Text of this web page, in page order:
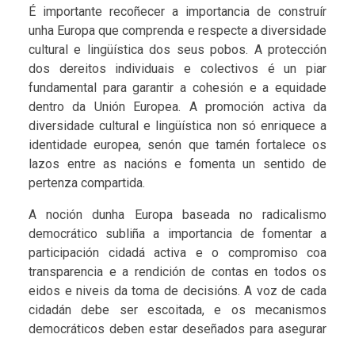
É importante recoñecer a importancia de construír
unha Europa que comprenda e respecte a diversidade
cultural e lingüística dos seus pobos. A protección
dos dereitos individuais e colectivos é un piar
fundamental para garantir a cohesión e a equidade
dentro da Unión Europea. A promoción activa da
diversidade cultural e lingüística non só enriquece a
identidade europea, senón que tamén fortalece os
lazos entre as nacións e fomenta un sentido de
pertenza compartida.
A noción dunha Europa baseada no radicalismo
democrático subliña a importancia de fomentar a
participación cidadá activa e o compromiso coa
transparencia e a rendición de contas en todos os
eidos e niveis da toma de decisións. A voz de cada
cidadán debe ser escoitada, e os mecanismos
democráticos deben estar deseñados para asegurar